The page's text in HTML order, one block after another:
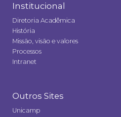
Institucional
Diretoria Acadêmica
História
Missão, visão e valores
Processos
Intranet
Outros Sites
Unicamp